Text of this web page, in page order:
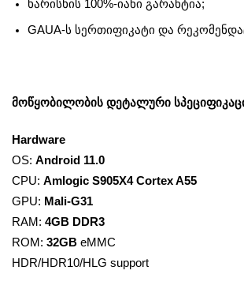
ხარისხის 100%-იანი გარანტია;
GAUA-ს სერთიფიკატი და
მოწყობილობის დეტალური
Hardware
OS: Android 11.0
CPU: Amlogic S905X4 Cortex A55
GPU: Mali-G31
RAM: 4GB DDR3
ROM: 32GB eMMC
HDR/HDR10/HLG support